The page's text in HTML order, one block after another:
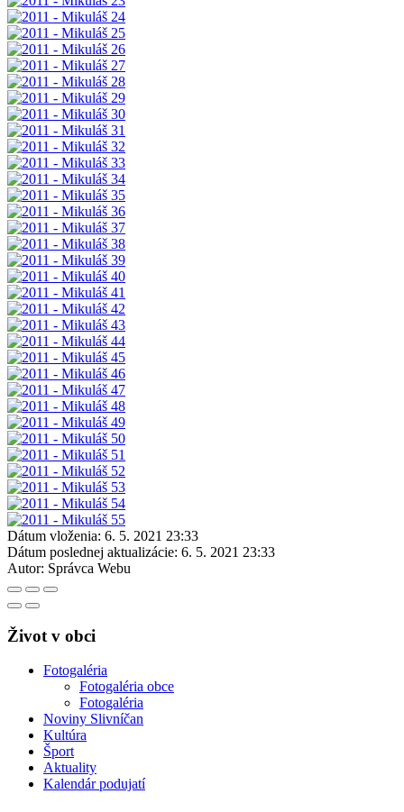
Dátum vloženia: 6. 5. 2021 23:33
Dátum poslednej aktualizácie: 6. 5. 2021 23:33
Autor: Správca Webu
Život v obci
Fotogaléria
Fotogaléria obce
Fotogaléria
Noviny Slivníčan
Kultúra
Šport
Aktuality
Kalendár podujatí